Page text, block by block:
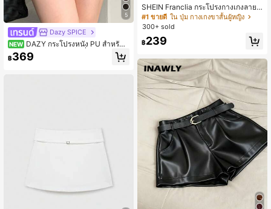
5
Dazy SPICE
NEW DAZY กระโปรงหนัง PU สำหรับผู้
หญิง สไตล์สตรีทแวร์แฟชั่นลำลอง เทศ
กาลดนตรี ฤดูใบไม้ผลิ ฤดูร้อน ฤดูใบไม้
฿369
SHEIN Franclia กระโปรงกางเกงลายท
างชายไม่สมมาตรสำหรับผู้หญิง, ฤดูร้อ
น
#1 ขายดี ใน ปุ่ม กางเกงขาสั้นผู้หญิง
300+ sold
฿239